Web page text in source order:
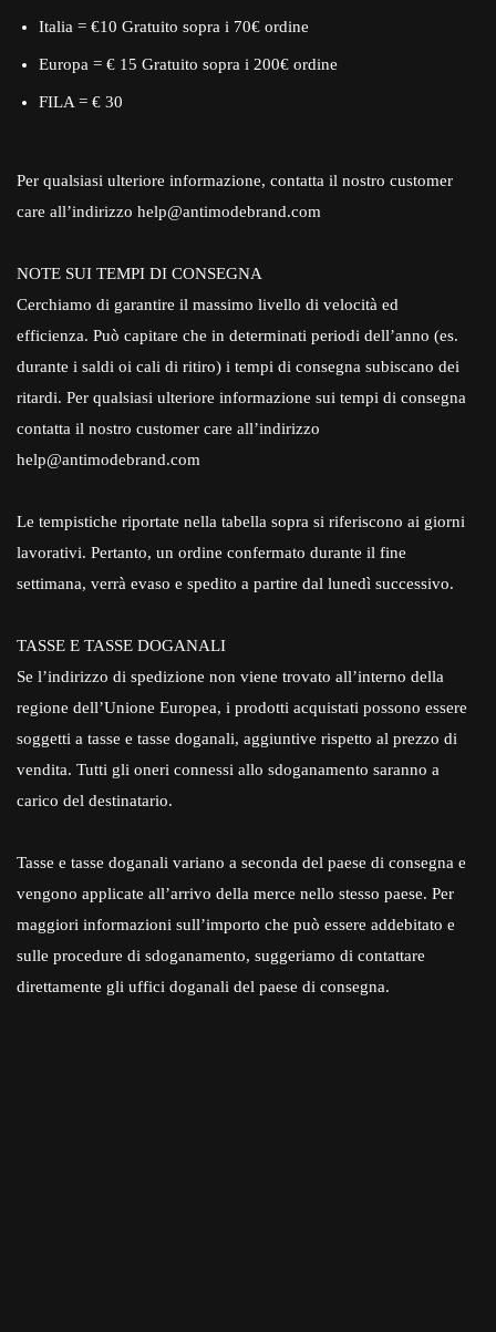
Italia = €10 Gratuito sopra i 70€ ordine
Europa = € 15 Gratuito sopra i 200€ ordine
FILA = € 30
Per qualsiasi ulteriore informazione, contatta il nostro customer
care all’indirizzo help@antimodebrand.com
NOTE SUI TEMPI DI CONSEGNA
Cerchiamo di garantire il massimo livello di velocità ed
efficienza. Può capitare che in determinati periodi dell’anno (es.
durante i saldi oi cali di ritiro) i tempi di consegna subiscano dei
ritardi. Per qualsiasi ulteriore informazione sui tempi di consegna
contatta il nostro customer care all’indirizzo
help@antimodebrand.com
Le tempistiche riportate nella tabella sopra si riferiscono ai giorni
lavorativi. Pertanto, un ordine confermato durante il fine
settimana, verrà evaso e spedito a partire dal lunedì successivo.
TASSE E TASSE DOGANALI
Se l’indirizzo di spedizione non viene trovato all’interno della
regione dell’Unione Europea, i prodotti acquistati possono essere
soggetti a tasse e tasse doganali, aggiuntive rispetto al prezzo di
vendita. Tutti gli oneri connessi allo sdoganamento saranno a
carico del destinatario.
Tasse e tasse doganali variano a seconda del paese di consegna e
vengono applicate all’arrivo della merce nello stesso paese. Per
maggiori informazioni sull’importo che può essere addebitato e
sulle procedure di sdoganamento, suggeriamo di contattare
direttamente gli uffici doganali del paese di consegna.